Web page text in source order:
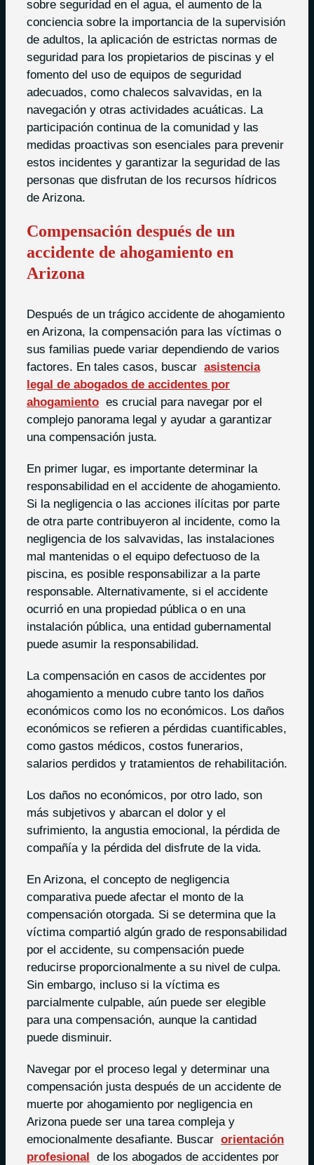
sobre seguridad en el agua, el aumento de la
conciencia sobre la importancia de la supervisión
de adultos, la aplicación de estrictas normas de
seguridad para los propietarios de piscinas y el
fomento del uso de equipos de seguridad
adecuados, como chalecos salvavidas, en la
navegación y otras actividades acuáticas. La
participación continua de la comunidad y las
medidas proactivas son esenciales para prevenir
estos incidentes y garantizar la seguridad de las
personas que disfrutan de los recursos hídricos
de Arizona.
Compensación después de un
accidente de ahogamiento en
Arizona
Después de un trágico accidente de ahogamiento
en Arizona, la compensación para las víctimas o
sus familias puede variar dependiendo de varios
factores. En tales casos, buscar asistencia
legal de abogados de accidentes por
ahogamiento es crucial para navegar por el
complejo panorama legal y ayudar a garantizar
una compensación justa.
En primer lugar, es importante determinar la
responsabilidad en el accidente de ahogamiento.
Si la negligencia o las acciones ilícitas por parte
de otra parte contribuyeron al incidente, como la
negligencia de los salvavidas, las instalaciones
mal mantenidas o el equipo defectuoso de la
piscina, es posible responsabilizar a la parte
responsable. Alternativamente, si el accidente
ocurrió en una propiedad pública o en una
instalación pública, una entidad gubernamental
puede asumir la responsabilidad.
La compensación en casos de accidentes por
ahogamiento a menudo cubre tanto los daños
económicos como los no económicos. Los daños
económicos se refieren a pérdidas cuantificables,
como gastos médicos, costos funerarios,
salarios perdidos y tratamientos de rehabilitación.
Los daños no económicos, por otro lado, son
más subjetivos y abarcan el dolor y el
sufrimiento, la angustia emocional, la pérdida de
compañía y la pérdida del disfrute de la vida.
En Arizona, el concepto de negligencia
comparativa puede afectar el monto de la
compensación otorgada. Si se determina que la
víctima compartió algún grado de responsabilidad
por el accidente, su compensación puede
reducirse proporcionalmente a su nivel de culpa.
Sin embargo, incluso si la víctima es
parcialmente culpable, aún puede ser elegible
para una compensación, aunque la cantidad
puede disminuir.
Navegar por el proceso legal y determinar una
compensación justa después de un accidente de
muerte por ahogamiento por negligencia en
Arizona puede ser una tarea compleja y
emocionalmente desafiante. Buscar orientación
profesional
de los abogados de accidentes por